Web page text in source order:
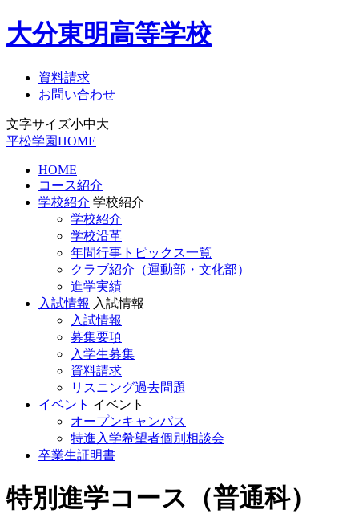
大分東明高等学校
資料請求
お問い合わせ
文字サイズ小中大
平松学園HOME
HOME
コース紹介
学校紹介 学校紹介
学校紹介
学校沿革
年間行事トピックス一覧
クラブ紹介（運動部・文化部）
進学実績
入試情報 入試情報
入試情報
募集要項
入学生募集
資料請求
リスニング過去問題
イベント イベント
オープンキャンパス
特進入学希望者個別相談会
卒業生証明書
特別進学コース（普通科）